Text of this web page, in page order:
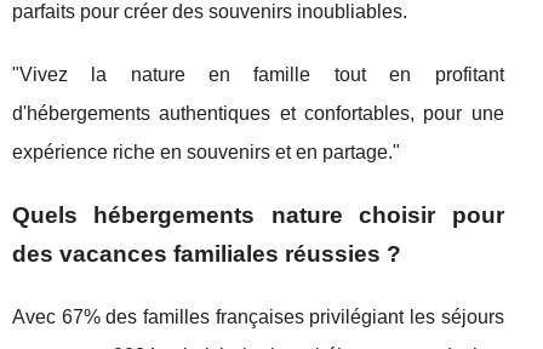
parfaits pour créer des souvenirs inoubliables.
"Vivez la nature en famille tout en profitant
d'hébergements authentiques et confortables, pour une
expérience riche en souvenirs et en partage."
Quels hébergements nature choisir pour
des vacances familiales réussies ?
Avec 67% des familles françaises privilégiant les séjours